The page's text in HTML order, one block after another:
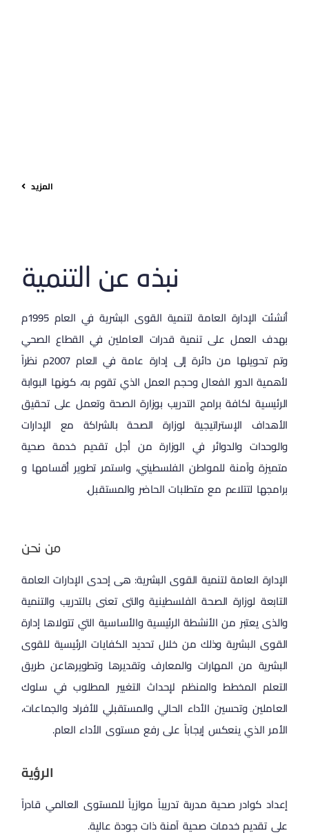
المزيد
نبذه عن التنمية
أنشئت الإدارة العامة لتنمية القوى البشرية في العام 1995م
بهدف العمل على تنمية قدرات العاملين في القطاع الصحي
وتم تحويلها من دائرة إلى إدارة عامة في العام 2007م نظراً
لأهمية الدور الفعال وحجم العمل الذي تقوم به، كونها البوابة
الرئيسية لكافة برامج التدريب بوزارة الصحة وتعمل على تحقيق
الأهداف الإستراتيجية لوزارة الصحة بالشراكة مع الإدارات
والوحدات والدوائر في الوزارة من أجل تقديم خدمة صحية
متميزة وآمنة للمواطن الفلسطيني، واستمر تطوير أقسامها و
برامجها لتتلاءم مع متطلبات الحاضر والمستقبل.
من نحن
الإدارة العامة لتنمية القوى البشرية: هى إحدى الإدارات العامة
التابعة لوزارة الصحة الفلسطينية والتى تعنى بالتدريب والتنمية
والذى يعتبر من الأنشطة الرئيسية والأساسية التي تتولاها إدارة
القوى البشرية وذلك من خلال تحديد الكفايات الرئيسية للقوى
البشرية من المهارات والمعارف وتقديرها وتطويرهاعن طريق
التعلم المخطط والمنظم لإحداث التغيير المطلوب في سلوك
العاملين وتحسين الأداء الحالي والمستقبلي للأفراد والجماعات،
الأمر الذي ينعكس إيجاباً على رفع مستوى الأداء العام.
الرؤية
إعداد كوادر صحية مدربة تدريباً موازياً للمستوى العالمي قادراً
على تقديم خدمات صحية آمنة ذات جودة عالية.